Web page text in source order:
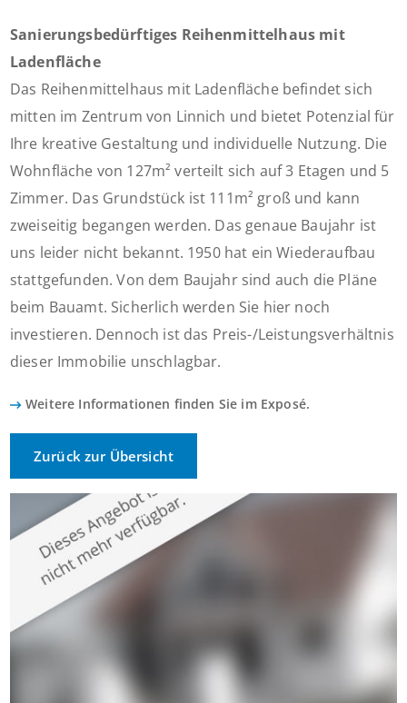
Sanierungsbedürftiges Reihenmittelhaus mit
Ladenfläche
Das Reihenmittelhaus mit Ladenfläche befindet sich
mitten im Zentrum von Linnich und bietet Potenzial für
Ihre kreative Gestaltung und individuelle Nutzung. Die
Wohnfläche von 127m² verteilt sich auf 3 Etagen und 5
Zimmer. Das Grundstück ist 111m² groß und kann
zweiseitig begangen werden. Das genaue Baujahr ist
uns leider nicht bekannt. 1950 hat ein Wiederaufbau
stattgefunden. Von dem Baujahr sind auch die Pläne
beim Bauamt. Sicherlich werden Sie hier noch
investieren. Dennoch ist das Preis-/Leistungsverhältnis
dieser Immobilie unschlagbar.
Weitere Informationen finden Sie im Exposé.
Zurück zur Übersicht